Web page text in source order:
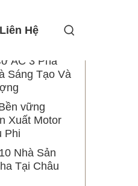
Liên Hệ
AC 3 Pha
Sáng Tạo Và
vững
Xuất Motor
Phi
Nhà Sản
Tại Châu